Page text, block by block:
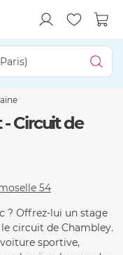
Circuit de
54
? Offrez-lui un stage
circuit de Chambley.
sportive,